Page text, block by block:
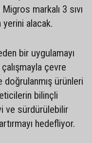
markalı 3 sıvı
yerini alacak.
bir uygulamayı
çevre
doğrulanmış ürünleri
bilinçli
ve sürdürülebilir
hedefliyor.